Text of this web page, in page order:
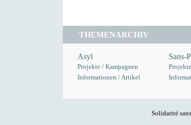
THEMENARCHIV
Asyl
Projekte / Kampagnen
Informationen / Artikel
Sans-
Solidarité